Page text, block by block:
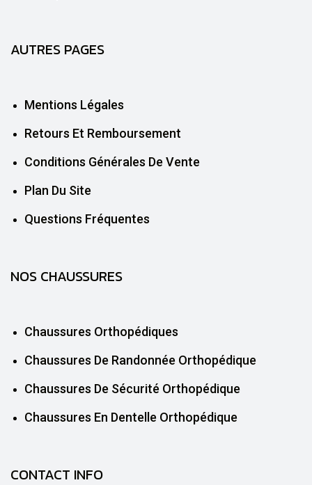
AUTRES PAGES
Mentions Légales
Retours Et Remboursement
Conditions Générales De Vente
Plan Du Site
Questions Fréquentes
NOS CHAUSSURES
Chaussures Orthopédiques
Chaussures De Randonnée Orthopédique
Chaussures De Sécurité Orthopédique
Chaussures En Dentelle Orthopédique
CONTACT INFO